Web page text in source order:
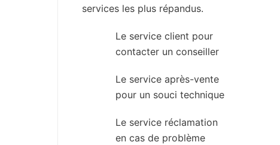
services les plus répandus.
Le service client pour
contacter un conseiller
Le service après-vente
pour un souci technique
Le service réclamation
en cas de problème